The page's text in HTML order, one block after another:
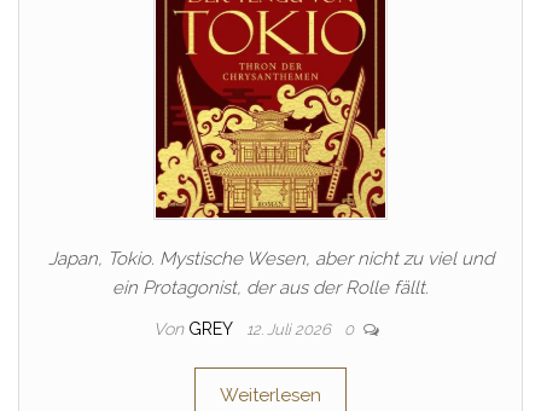
Japan, Tokio. Mystische Wesen, aber nicht zu viel und
ein Protagonist, der aus der Rolle fällt.
Von GREY 12. Juli 2026 0
Weiterlesen